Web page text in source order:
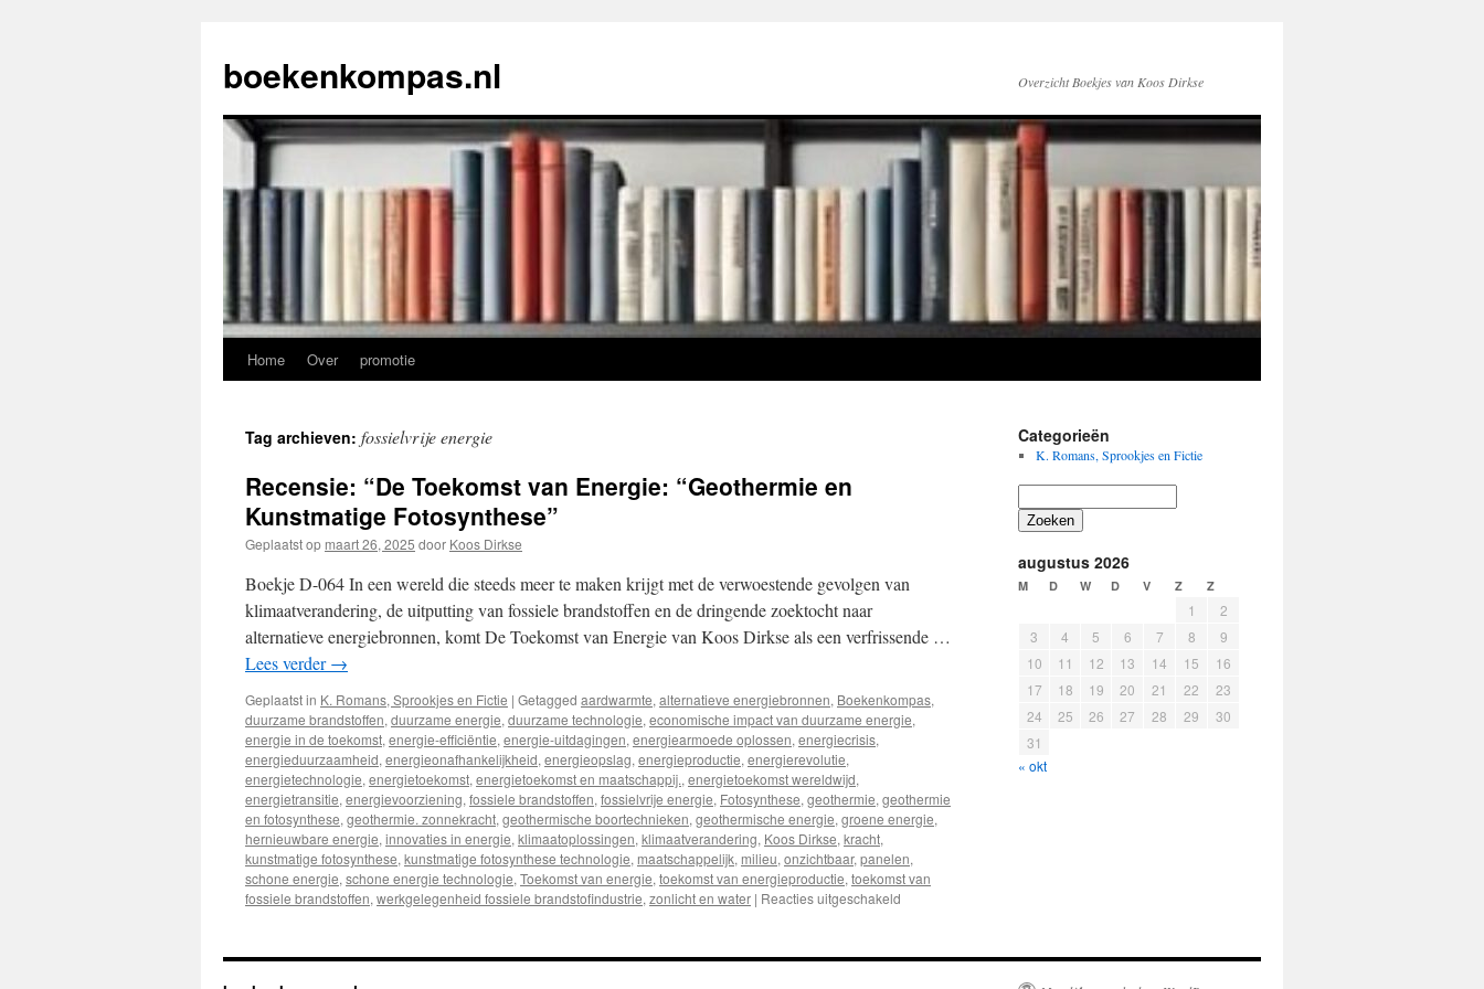
de
inhoud
boekenkompas.nl Overzicht Boekjes van Koos Dirkse
Home Over promotie
Tag archieven: fossielvrije energie
Recensie: “De Toekomst van Energie: “Geothermie en
Kunstmatige Fotosynthese”
Geplaatst op maart 26, 2025 door Koos Dirkse
Boekje D-064 In een wereld die steeds meer te maken krijgt met de verwoestende gevolgen van
klimaatverandering, de uitputting van fossiele brandstoffen en de dringende zoektocht naar
alternatieve energiebronnen, komt De Toekomst van Energie van Koos Dirkse als een verfrissende …
Lees verder→
Geplaatst in K. Romans, Sprookjes en Fictie | Getagged aardwarmte, alternatieve energiebronnen, Boekenkompas,
duurzame brandstoffen, duurzame energie, duurzame technologie, economische impact van duurzame energie,
energie in de toekomst, energie-efficiëntie, energie-uitdagingen, energiearmoede oplossen, energiecrisis,
energieduurzaamheid, energieonafhankelijkheid, energieopslag, energieproductie, energierevolutie,
energietechnologie, energietoekomst, energietoekomst en maatschappij., energietoekomst wereldwijd,
energietransitie, energievoorziening, fossiele brandstoffen, fossielvrije energie, Fotosynthese, geothermie, geothermie
en fotosynthese, geothermie. zonnekracht, geothermische boortechnieken, geothermische energie, groene energie,
hernieuwbare energie, innovaties in energie, klimaatoplossingen, klimaatverandering, Koos Dirkse, kracht,
kunstmatige fotosynthese, kunstmatige fotosynthese technologie, maatschappelijk, milieu, onzichtbaar, panelen,
schone energie, schone energie technologie, Toekomst van energie, toekomst van energieproductie, toekomst van
fossiele brandstoffen, werkgelegenheid fossiele brandstofindustrie, zonlicht en water | Reacties uitgeschakeld
Toekomst
Categorieën
K. Romans, Sprookjes en Fictie
Zoeken
augustus 2026
M D W D V Z Z
1
2
3
4 5 6 7 8
9
10
11 12 13 14 15
16
17
18 19 20 21 22
23
24
25 26 27 28 29
30
31
« okt